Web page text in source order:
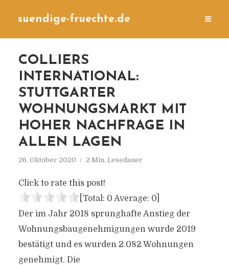
suendige-fruechte.de
COLLIERS
INTERNATIONAL:
STUTTGARTER
WOHNUNGSMARKT MIT
HOHER NACHFRAGE IN
ALLEN LAGEN
26. Oktober 2020 2 Min. Lesedauer
Click to rate this post!
[Total: 0 Average: 0]
Der im Jahr 2018 sprunghafte Anstieg der
Wohnungsbaugenehmigungen wurde 2019
bestätigt und es wurden 2.082 Wohnungen
genehmigt. Die